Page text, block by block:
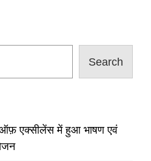
Search
ऑफ़ एक्सीलेंस में हुआ भाषण एवं